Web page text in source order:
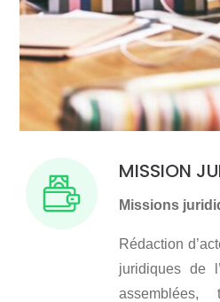
MISSION
Missions
Rédaction
juridiques de
assemblées,